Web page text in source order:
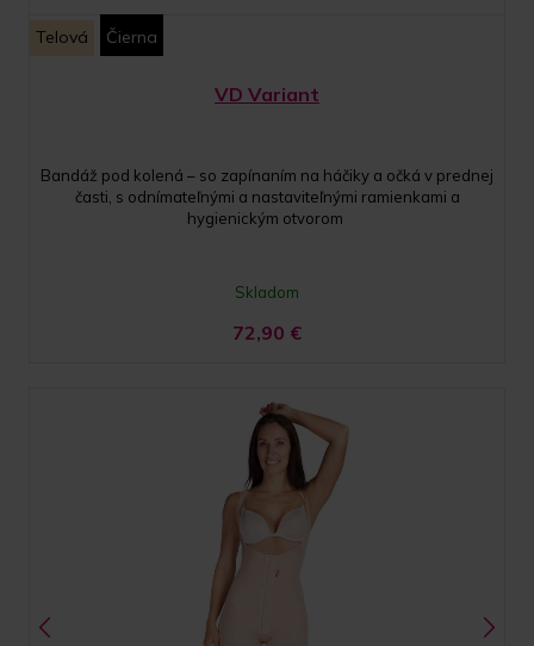
Telová Čierna
VD Variant
Bandáž pod kolená – so zapínaním na háčiky a očká v prednej
časti, s odnímateľnými a nastaviteľnými ramienkami a
hygienickým otvorom
Skladom
72,90 €